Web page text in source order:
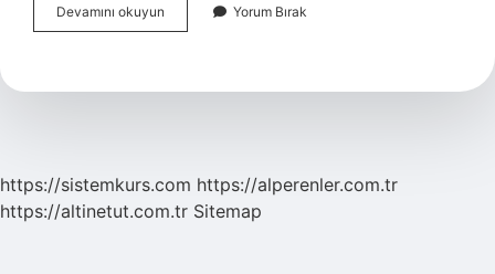
Devamını okuyun
Ventili
Yarar
Yorum Bırak
https://sistemkurs.com https://alperenler.com.tr
https://altinetut.com.tr Sitemap